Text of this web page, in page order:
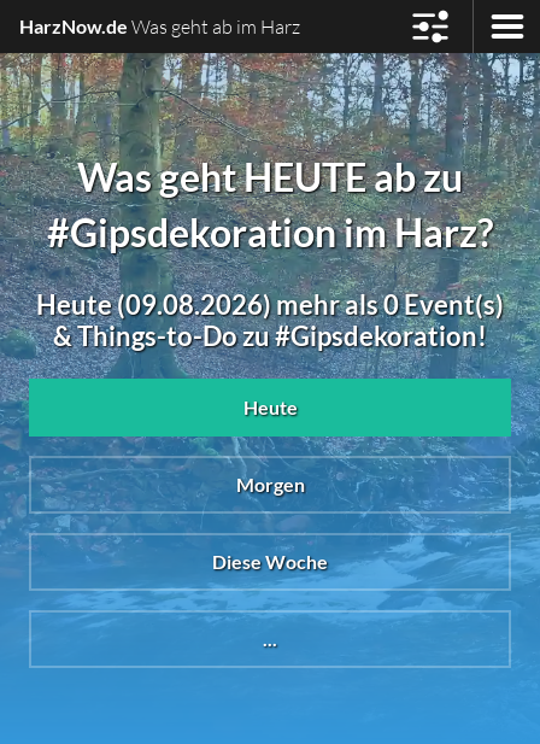
HarzNow.de Was geht ab im Harz
Was geht HEUTE ab zu
#Gipsdekoration im Harz?
Heute (09.08.2026) mehr als 0 Event(s)
& Things-to-Do zu #Gipsdekoration!
Heute
Morgen
Diese Woche